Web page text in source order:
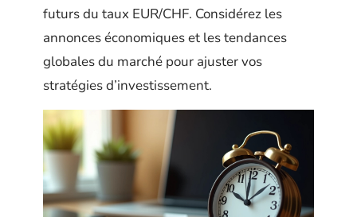
futurs du taux EUR/CHF. Considérez les
annonces économiques et les tendances
globales du marché pour ajuster vos
stratégies d’investissement.